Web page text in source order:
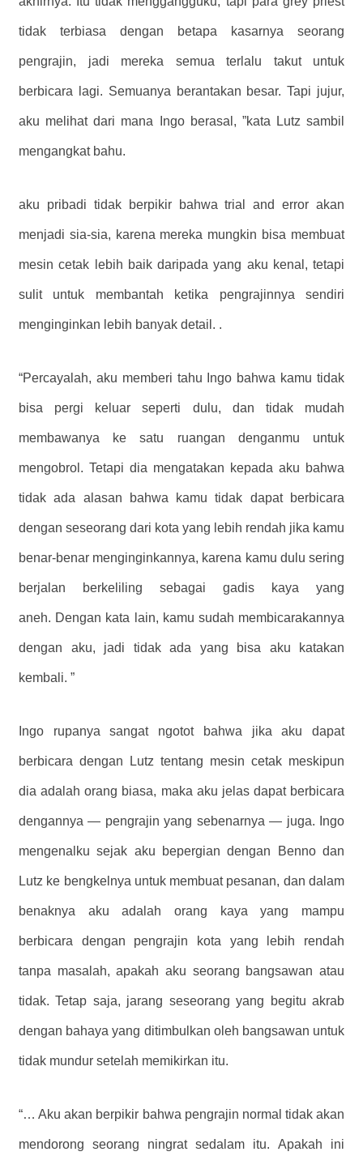
tidak terbiasa dengan betapa kasarnya seorang
pengrajin, jadi mereka semua terlalu takut untuk
berbicara lagi. Semuanya berantakan besar. Tapi jujur,
aku melihat dari mana Ingo berasal, ”kata Lutz sambil
mengangkat bahu.
aku pribadi tidak berpikir bahwa trial and error akan
menjadi sia-sia, karena mereka mungkin bisa membuat
mesin cetak lebih baik daripada yang aku kenal, tetapi
sulit untuk membantah ketika pengrajinnya sendiri
menginginkan lebih banyak detail. .
“Percayalah, aku memberi tahu Ingo bahwa kamu tidak
bisa pergi keluar seperti dulu, dan tidak mudah
membawanya ke satu ruangan denganmu untuk
mengobrol. Tetapi dia mengatakan kepada aku bahwa
tidak ada alasan bahwa kamu tidak dapat berbicara
dengan seseorang dari kota yang lebih rendah jika kamu
benar-benar menginginkannya, karena kamu dulu sering
berjalan berkeliling sebagai gadis kaya yang
aneh. Dengan kata lain, kamu sudah membicarakannya
dengan aku, jadi tidak ada yang bisa aku katakan
kembali. ”
Ingo rupanya sangat ngotot bahwa jika aku dapat
berbicara dengan Lutz tentang mesin cetak meskipun
dia adalah orang biasa, maka aku jelas dapat berbicara
dengannya — pengrajin yang sebenarnya — juga. Ingo
mengenalku sejak aku bepergian dengan Benno dan
Lutz ke bengkelnya untuk membuat pesanan, dan dalam
benaknya aku adalah orang kaya yang mampu
berbicara dengan pengrajin kota yang lebih rendah
tanpa masalah, apakah aku seorang bangsawan atau
tidak. Tetap saja, jarang seseorang yang begitu akrab
dengan bahaya yang ditimbulkan oleh bangsawan untuk
tidak mundur setelah memikirkan itu.
“… Aku akan berpikir bahwa pengrajin normal tidak akan
mendorong seorang ningrat sedalam itu. Apakah ini